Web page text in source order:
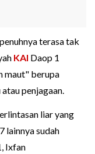
terasa tak
KAI Daop 1
maut" berupa
penjagaan.
liar yang
lainnya sudah
Ixfan